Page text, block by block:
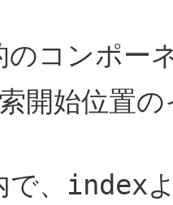
コンポー
開始位置の
、 index